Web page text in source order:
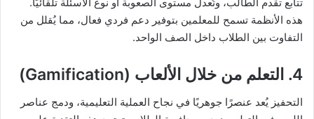
هذه الأنظمة تسمح للمعلمين بتوفير دعم فردي فعال، مما يُقلل من
التفاوت بين الطلاب داخل الصف الواحد.
4. التعلم من خلال الألعاب (Gamification)
التحفيز يُعد عنصرًا جوهريًا في نجاح العملية التعليمية، ودمج عناصر